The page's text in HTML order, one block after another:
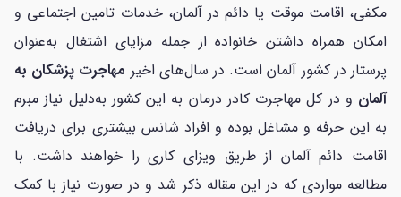
مکفی، اقامت موقت یا دائم در آلمان، خدمات تامین اجتماعی و
امکان همراه داشتن خانواده از جمله مزایای اشتغال به‌عنوان
پرستار در کشور آلمان است. در سال‌های اخیر مهاجرت پزشکان به
آلمان و در کل مهاجرت کادر درمان به این کشور به‌دلیل نیاز مبرم
به این حرفه و مشاغل بوده و افراد شانس بیشتری برای دریافت
اقامت دائم آلمان از طریق ویزای کاری را خواهند داشت. با
مطالعه مواردی که در این مقاله ذکر شد و در صورت نیاز با کمک